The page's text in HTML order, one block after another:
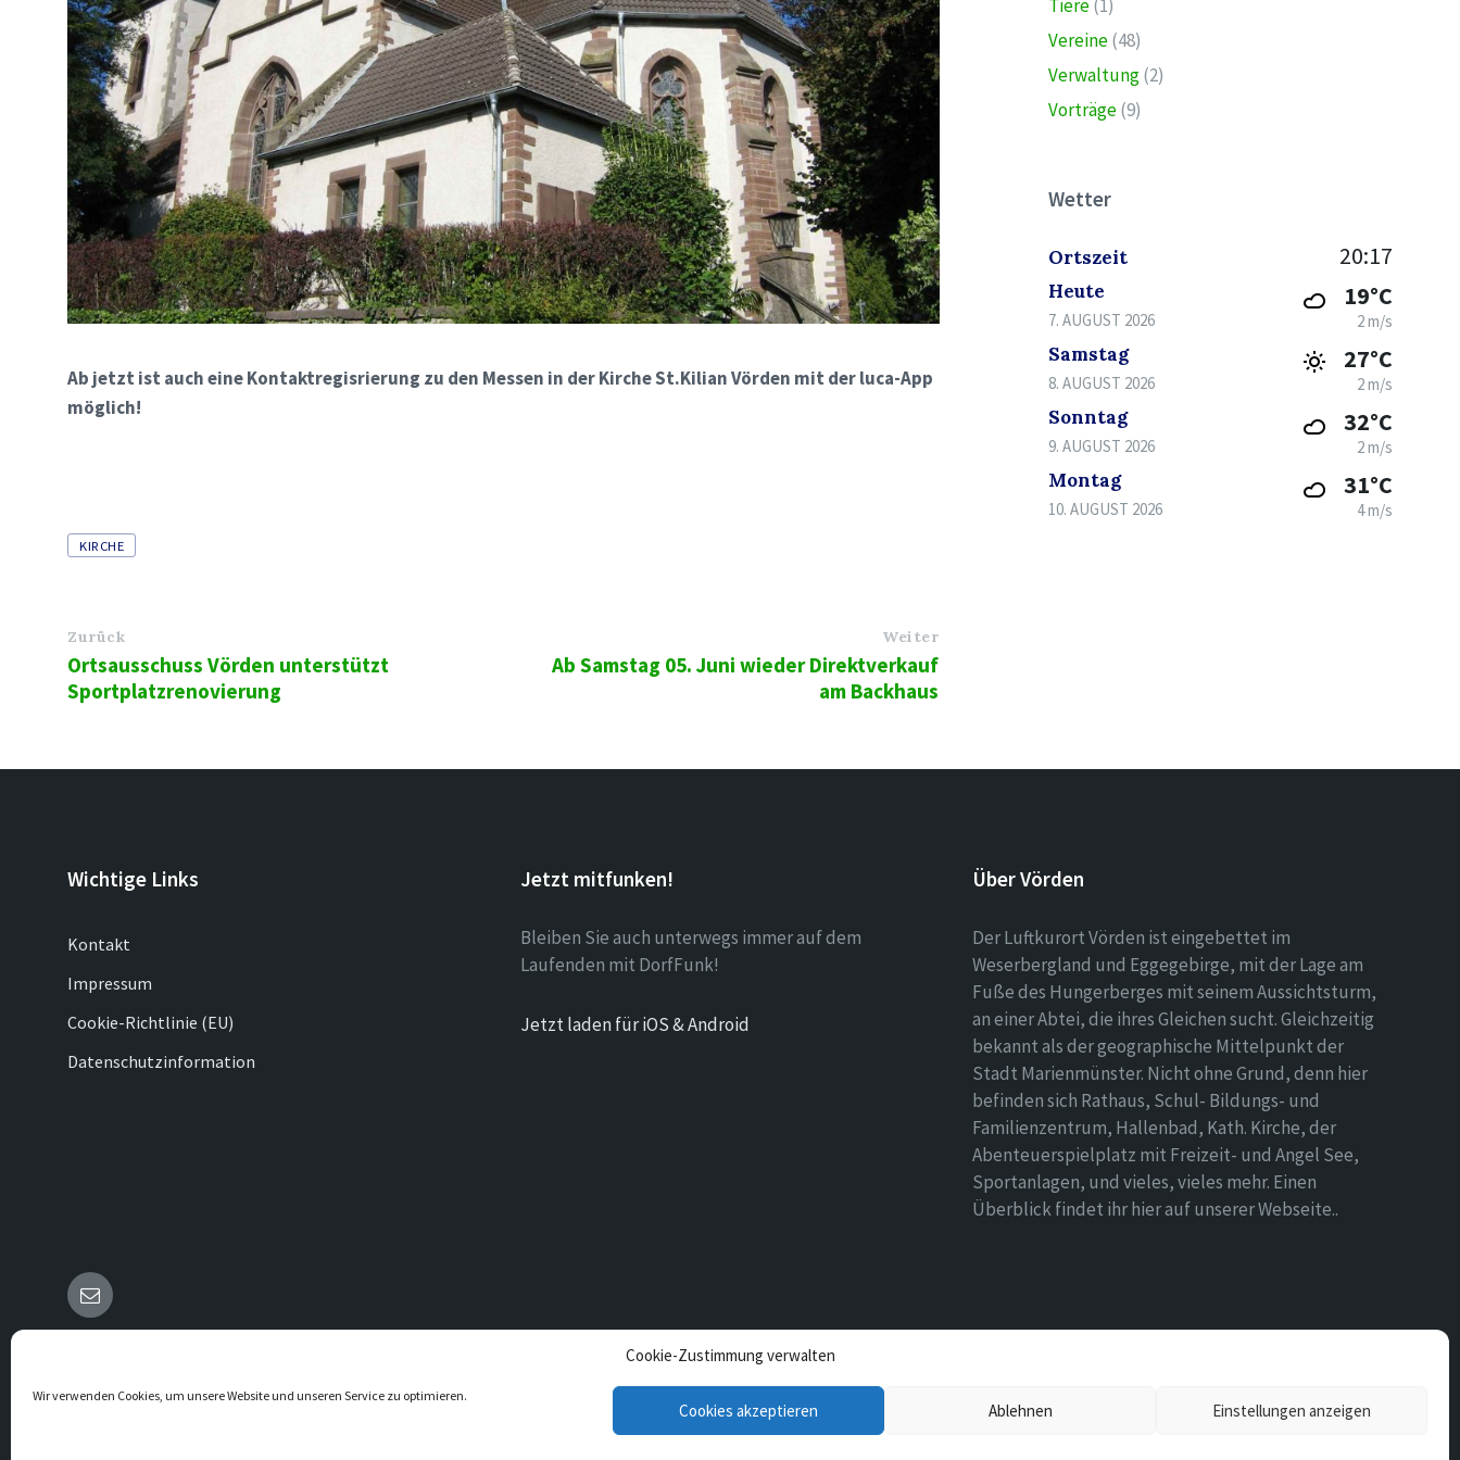
Cookie-Zustimmung verwalten
Wir verwenden Cookies, um unsere Website und unseren Service zu optimieren.
Cookies akzeptieren Ablehnen Einstellungen anzeigen
Ab jetzt ist auch eine Kontaktregisrierung zu den Messen in der Kirche St.Kilian Vörden mit der luca-App
möglich!
Tags
KIRCHE
Zurück
Ortsausschuss Vörden unterstützt
Sportplatzrenovierung
Weiter
Ab Samstag 05. Juni wieder Direktverkauf
am Backhaus
Tiere(1)
Vereine(48)
Verwaltung(2)
Vorträge(9)
Wetter
Ortszeit 20:17
Heute
7. AUGUST 2026
19°C
2 m/s
Samstag
8. AUGUST 2026
27°C
2 m/s
Sonntag
9. AUGUST 2026
32°C
2 m/s
Montag
10. AUGUST 2026
31°C
4 m/s
Wichtige Links
Kontakt
Impressum
Cookie-Richtlinie (EU)
Datenschutzinformation
Jetzt mitfunken!
Bleiben Sie auch unterwegs immer auf dem
Laufenden mit DorfFunk!
Jetzt laden für iOS & Android
Über Vörden
Der Luftkurort Vörden ist eingebettet im
Weserbergland und Eggegebirge, mit der Lage am
Fuße des Hungerberges mit seinem Aussichtsturm,
an einer Abtei, die ihres Gleichen sucht. Gleichzeitig
bekannt als der geographische Mittelpunkt der
Stadt Marienmünster. Nicht ohne Grund, denn hier
befinden sich Rathaus, Schul- Bildungs- und
Familienzentrum, Hallenbad, Kath. Kirche, der
Abenteuerspielplatz mit Freizeit- und Angel See,
Sportanlagen, und vieles, vieles mehr. Einen
Überblick findet ihr hier auf unserer Webseite..
E-